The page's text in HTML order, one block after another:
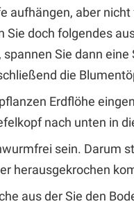
aufhängen, aber
Sie doch folgendes
Sie dann
die
Erdflöhe
nach unten in
sein. Darum
herausgekrochen
aus der Sie den